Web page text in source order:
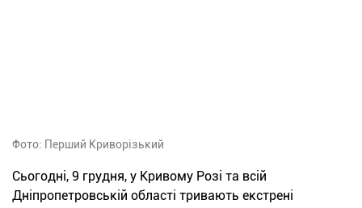
Фото: Перший Криворізький
Сьогодні, 9 грудня, у Кривому Розі та всій
Дніпропетровській області тривають екстрені